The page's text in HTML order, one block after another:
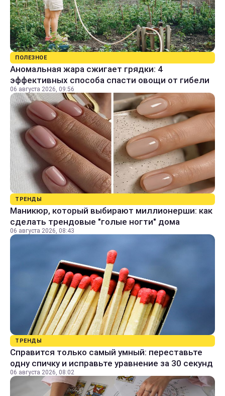
ПОЛЕЗНОЕ
Аномальная жара сжигает грядки: 4
эффективных способа спасти овощи от гибели
06 августа 2026, 09:56
ТРЕНДЫ
Маникюр, который выбирают миллионерши: как
сделать трендовые "голые ногти" дома
06 августа 2026, 08:43
ТРЕНДЫ
Справится только самый умный: переставьте
одну спичку и исправьте уравнение за 30 секунд
06 августа 2026, 08:02